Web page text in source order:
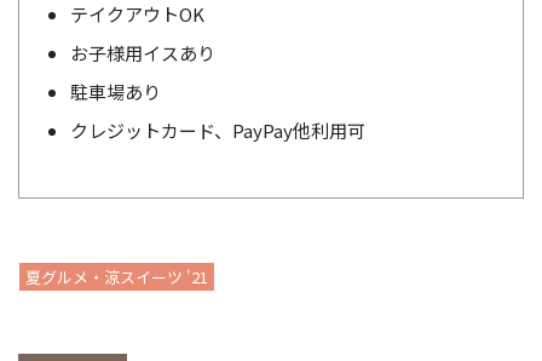
テイクアウトOK
お子様用イスあり
駐車場あり
クレジットカード、PayPay他利用可
夏グルメ・涼スイーツ '21